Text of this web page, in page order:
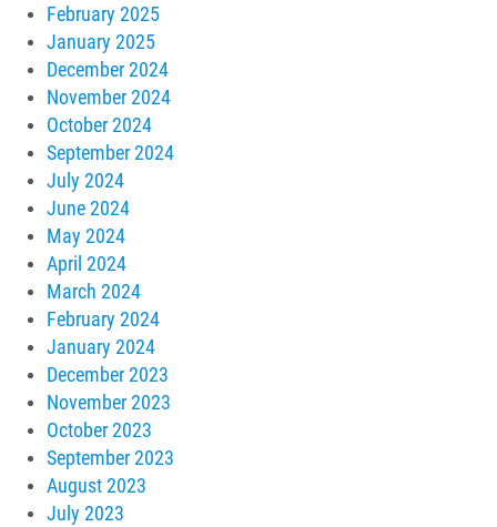
February 2025
January 2025
December 2024
November 2024
October 2024
September 2024
July 2024
June 2024
May 2024
April 2024
March 2024
February 2024
January 2024
December 2023
November 2023
October 2023
September 2023
August 2023
July 2023